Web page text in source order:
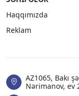
Haqqımızda
Reklam
AZ1065, Bakı
Nərimanov, ev